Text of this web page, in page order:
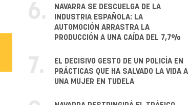
6.
NAVARRA SE DESCUELGA DE LA
INDUSTRIA ESPAÑOLA: LA
AUTOMOCIÓN ARRASTRA LA
PRODUCCIÓN A UNA CAÍDA DEL 7,7%
7.
EL DECISIVO GESTO DE UN POLICÍA EN
PRÁCTICAS QUE HA SALVADO LA VIDA A
UNA MUJER EN TUDELA